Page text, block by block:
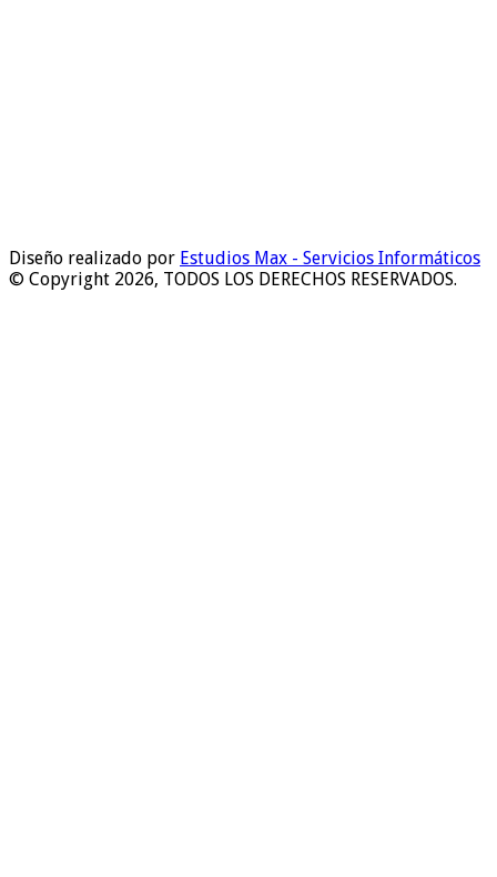
Diseño realizado por Estudios Max - Servicios Informáticos
© Copyright 2026, TODOS LOS DERECHOS RESERVADOS.